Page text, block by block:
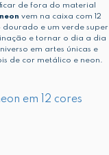
de fora do material
vem na caixa com 12
e um verde super
e tornar o dia a dia
em artes únicas e
de cor metálico e neon.